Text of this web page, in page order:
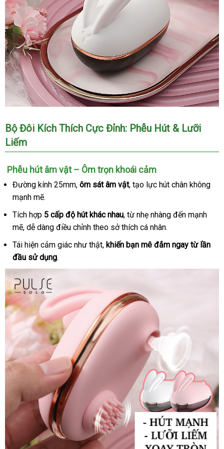
Máy
massage
lưỡi
liếm
hình
thỏ
Hee
Tu
Solo
Bộ Đôi Kích Thích Cực Đỉnh: Phễu Hút & Lưỡi
Liếm
Phễu hút âm vật – Ôm trọn khoái cảm
Đường kính 25mm, ôm sát âm vậtkho
, tạo lực hút chân không
mạnh mẽ.
Tích hợp 5 cấp độ hút khác nhaunhanh
nhất
, từ nhẹ nhàng đến mạnh
mẽchất
lượng
, dễ dàng điều chỉnh theo sở thích cá nhân.
Tái hiện cảm giác như thật, khiến bạn mê đắm ngay từ lần
đầu sử dụng.